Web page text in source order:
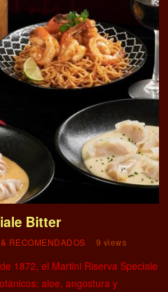
Bitter
RECOMENDADOS 9 views
1872, el Martini Riserva Speciale
aloe, angostura y